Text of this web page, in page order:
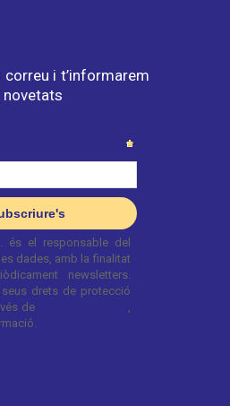
correu i t’informarem
novetats